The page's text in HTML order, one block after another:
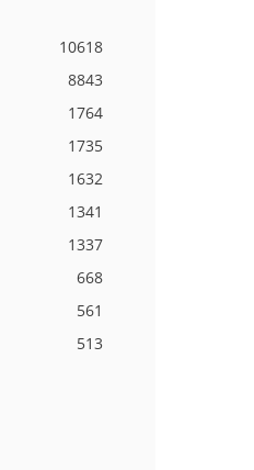
10618
8843
1764
1735
1632
1341
1337
668
561
513